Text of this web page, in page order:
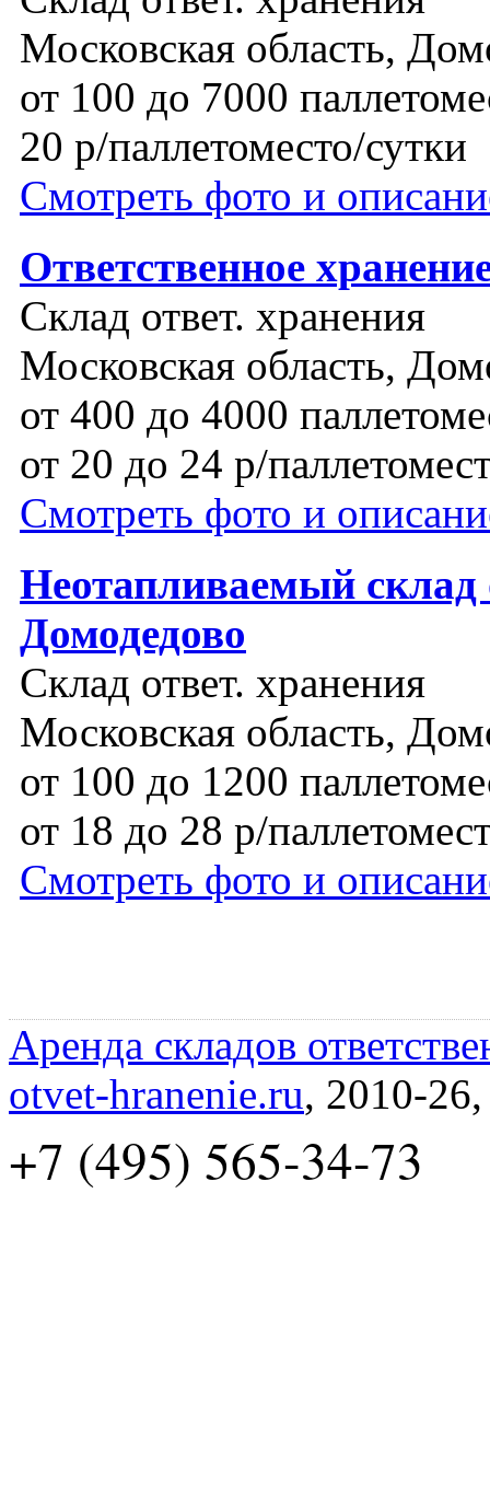
Московская область,
от 100 до 7000
20 р/паллетоместо/сутки
Смотреть фото и
Ответственное
Склад ответ. хранения
Московская область,
от 400 до 4000
от 20 до 24 р/
Смотреть фото и
Неотапливаемый склад
Домодедово
Склад ответ. хранения
Московская область,
от 100 до 1200
от 18 до 28 р/
Смотреть фото и
Аренда складов
otvet-hranenie.ru, 2010-
+7 (495) 565-34-73